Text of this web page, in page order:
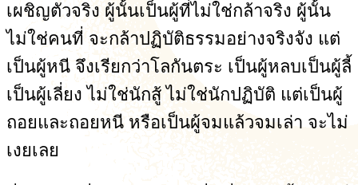
เผชิญตัวจริง ผู้นั้นเป็นผู้ที่ไม่ใช่กล้าจริง ผู้นั้น
ไม่ใช่คนที่ จะกล้าปฏิบัติธรรมอย่างจริงจัง แต่
เป็นผู้หนี จึงเรียกว่าโลกันตระ เป็นผู้หลบเป็นผู้ลี้
เป็นผู้เลี่ยง ไม่ใช่นักสู้ ไม่ใช่นักปฏิบัติ แต่เป็นผู้
ถอยและถอยหนี หรือเป็นผู้จมแล้วจมเล่า จะไม่
เงยเลย